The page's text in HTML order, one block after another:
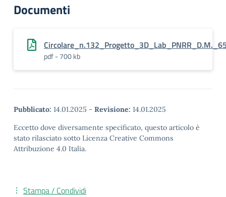
Documenti
pdf - 700 kb
Pubblicato: 14.01.2025 - Revisione: 14.01.2025
Eccetto dove diversamente specificato, questo articolo è
stato rilasciato sotto Licenza Creative Commons
Attribuzione 4.0 Italia.
Stampa / Condividi